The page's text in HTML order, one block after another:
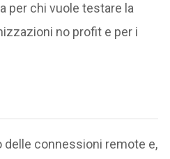
per chi vuole testare la
no profit e per i
connessioni remote e,